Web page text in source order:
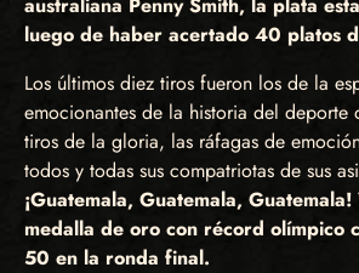
luego de haber acertado 40 platos
Los últimos diez tiros fueron los de la
emocionantes de la historia del deporte
tiros de la gloria, las ráfagas de
todos y todas sus compatriotas de sus
¡Guatemala, Guatemala,
medalla de oro con récord olímpico
50 en la ronda final.